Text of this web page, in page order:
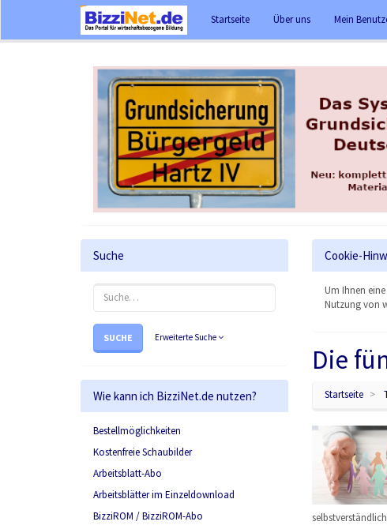
Startseite Über uns Mein
Suche
SUCHE Erweiterte Suche
Wie kann ich BizziNet.de nutzen?
Bestellmöglichkeiten
Kostenfreie Schaubilder
Arbeitsblatt-Abo
Arbeitsblätter im Einzeldownload
BizziROM / BizziROM-Abo
Cookie-
Um Ihnen
Nutzung von
Die
Startseite